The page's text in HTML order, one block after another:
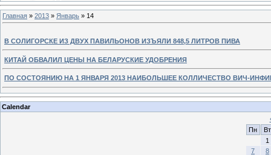
Главная » 2013 » Январь » 14
В СОЛИГОРСКЕ ИЗ ДВУХ ПАВИЛЬОНОВ ИЗЪЯЛИ 848,5 ЛИТРОВ ПИВА
КИТАЙ ОБВАЛИЛ ЦЕНЫ НА БЕЛАРУСКИЕ УДОБРЕНИЯ
ПО СОСТОЯНИЮ НА 1 ЯНВАРЯ 2013 НАИБОЛЬШЕЕ КОЛЛИЧЕСТВО ВИЧ-
Calendar
Пн
Вт
1
7
8